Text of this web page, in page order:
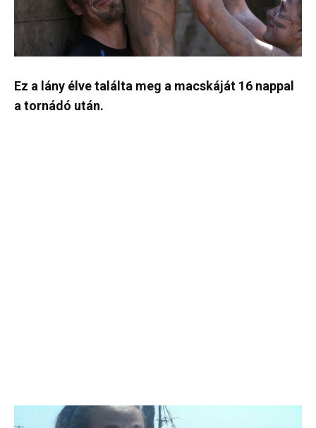
Ez a lány élve találta meg a macskáját 16 nappal
a tornádó után.